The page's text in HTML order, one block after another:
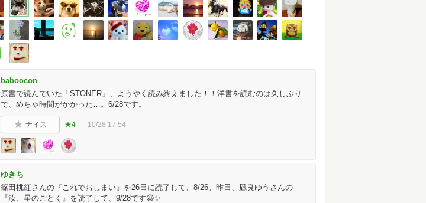
baboocon
原書で読んでいた「STONER」、ようやく読み終えました！！洋書を読むのは久しぶり
で、めちゃ時間がかかった…。6/28です。
ナイス ★4 10/28 17:54
ゆきち
篠田桃紅さんの『これでおしまい』を26日に読了して、8/26。昨日、凪良ゆうさんの
『汝、星のごとく』を読了して、9/28です😆✨